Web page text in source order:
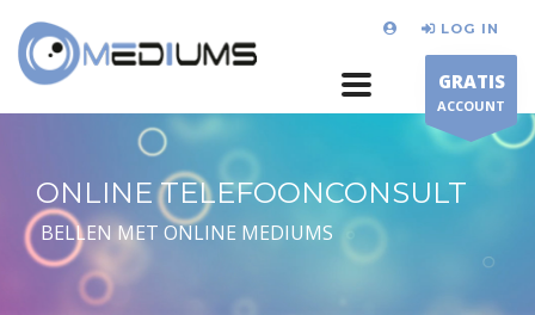
LOG IN
GRATIS
ACCOUNT
ONLINE TELEFOONCONSULT
BELLEN MET ONLINE MEDIUMS